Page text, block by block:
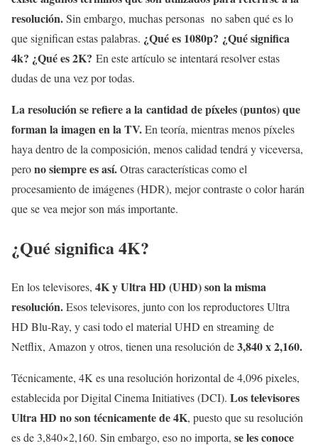
resolución.Sin embargo, muchas personas no saben qué es lo
que significan estas palabras. ¿Qué es 1080p? ¿Qué significa
4k? ¿Qué es 2K? En este artículo se intentará resolver estas
dudas de una vez por todas.
La resolución se refiere a la cantidad de píxeles (puntos) que
forman la imagen en la TV.En teoría, mientras menos píxeles
haya dentro de la composición, menos calidad tendrá y viceversa,
perono siempre es así.Otras características como el
procesamiento de imágenes (HDR), mejor contraste o color harán
que se vea mejor son más importante.
¿Qué significa 4K?
En los televisores, 4K y Ultra HD (UHD) son la misma
resolución.Esos televisores, junto con los reproductores Ultra
HD Blu-Ray, y casi todo el material UHD en streaming de
Netflix, Amazon y otros, tienen una resolución de3,840 x 2,160.
Técnicamente, 4K es una resolución horizontal de 4,096 pixeles,
establecida por Digital Cinema Initiatives (DCI). Los televisores
Ultra HD no son técnicamente de 4K, puesto que su resolución
es de 3,840×2,160. Sin embargo, eso no importa, se les conoce